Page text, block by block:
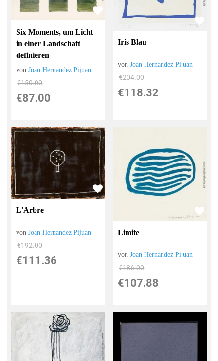
Six Moments, um Licht
in einer Landschaft
definieren
vonJoan Hernandez Pijuan
€150.00
€87.00
Iris Blau
vonJoan Hernandez Pijuan
€204.00
€118.32
L'Arbre
vonJoan Hernandez Pijuan
€192.00
€111.36
Limite
vonJoan Hernandez Pijuan
€186.00
€107.88